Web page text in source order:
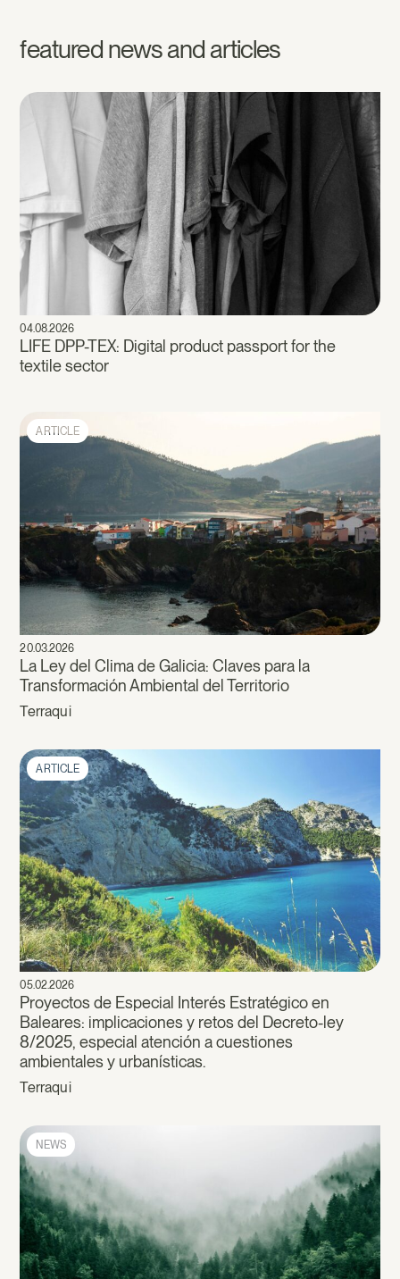
featured news and articles
04.08.2026
LIFE DPP-TEX: Digital product passport for the
textile sector
ARTICLE
20.03.2026
La Ley del Clima de Galicia: Claves para la
Transformación Ambiental del Territorio
Terraqui
ARTICLE
05.02.2026
Proyectos de Especial Interés Estratégico en
Baleares: implicaciones y retos del Decreto-ley
8/2025, especial atención a cuestiones
ambientales y urbanísticas.
Terraqui
NEWS